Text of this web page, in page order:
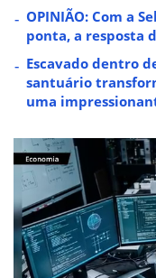
OPINIÃO: Com a
ponta, a resposta
Escavado dentro
santuário
uma